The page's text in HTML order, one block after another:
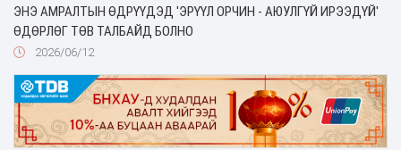
ЭНЭ АМРАЛТЫН ӨДРҮҮДЭД 'ЭРҮҮЛ ОРЧИН - АЮУЛГҮЙ ИРЭЭДҮЙ'
ӨДӨРЛӨГ ТӨВ ТАЛБАЙД БОЛНО
2026/06/12